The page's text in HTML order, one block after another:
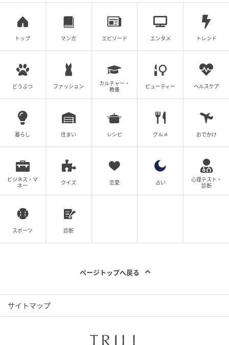
トップ マンガ エピソード エンタメ トレンド
どうぶつ ファッション
カルチャー・
教養
ビューティー ヘルスケア
暮らし 住まい レシピ グルメ おでかけ
ビジネス・マ
ネー
クイズ 恋愛 占い
心理テスト・
診断
スポーツ 診断
ページトップへ戻る
サイトマップ